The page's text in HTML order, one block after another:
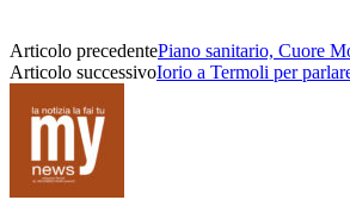
Articolo precedentePiano sanitario, Cuore
Articolo successivoIorio a Termoli per